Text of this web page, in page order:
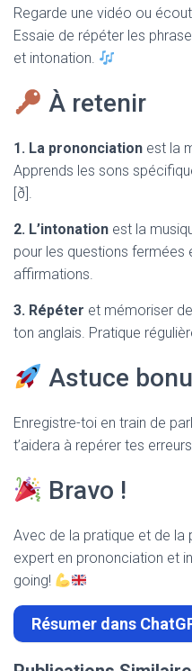
Regarde une vidéo ou
Essaie de répéter les
et intonation.
À retenir
1. La prononciation est la
Apprends les sons
[ð].
2. L’intonation est la
pour les questions fermées
affirmations.
3. Répéter et mémoriser
ton anglais. Pratique
Astuce
Enregistre-toi en train de
t’aidera à repérer tes
Bravo !
Avec de la pratique et de la
expert en prononciation et
going!
Résumer dans